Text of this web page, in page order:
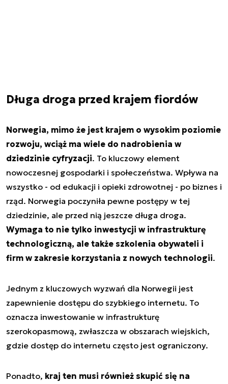
Długa droga przed krajem fiordów
Norwegia, mimo że jest krajem o wysokim poziomie
rozwoju, wciąż ma wiele do nadrobienia w
dziedzinie cyfryzacji. To kluczowy element
nowoczesnej gospodarki i społeczeństwa. Wpływa na
wszystko - od edukacji i opieki zdrowotnej - po biznes i
rząd. Norwegia poczyniła pewne postępy w tej
dziedzinie, ale przed nią jeszcze długa droga.
Wymaga to nie tylko inwestycji w infrastrukturę
technologiczną, ale także szkolenia obywateli i
firm w zakresie korzystania z nowych technologii.
Jednym z kluczowych wyzwań dla Norwegii jest
zapewnienie dostępu do szybkiego internetu. To
oznacza inwestowanie w infrastrukturę
szerokopasmową, zwłaszcza w obszarach wiejskich,
gdzie dostęp do internetu często jest ograniczony.
Ponadto, kraj ten musi również skupić się na